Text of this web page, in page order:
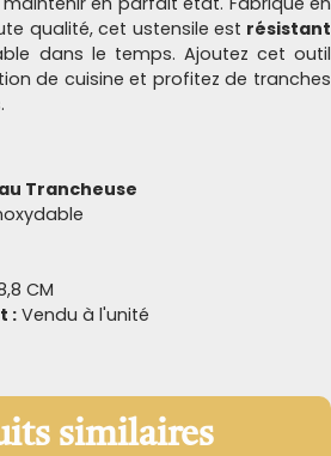
qualité, cet ustensile est résistant
dans le temps. Ajoutez cet outil
de cuisine et profitez de tranches
Trancheuse
CM
: Vendu à l'unité
similaires